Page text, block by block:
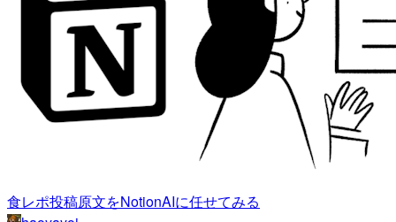
食レポ投稿原文をNotionAIに任せてみる